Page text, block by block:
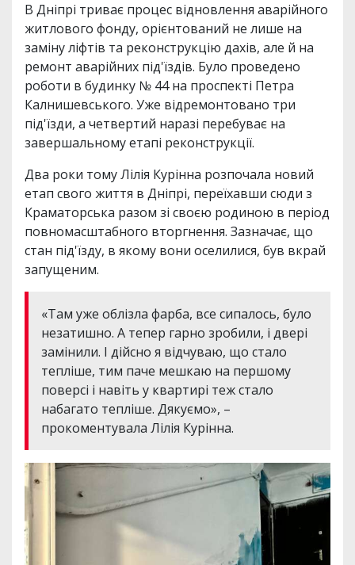
В Дніпрі триває процес відновлення аварійного
житлового фонду, орієнтований не лише на
заміну ліфтів та реконструкцію дахів, але й на
ремонт аварійних під'їздів. Було проведено
роботи в будинку № 44 на проспекті Петра
Калнишевського. Уже відремонтовано три
під'їзди, а четвертий наразі перебуває на
завершальному етапі реконструкції.
Два роки тому Лілія Курінна розпочала новий
етап свого життя в Дніпрі, переїхавши сюди з
Краматорська разом зі своєю родиною в період
повномасштабного вторгнення. Зазначає, що
стан під'їзду, в якому вони оселилися, був вкрай
запущеним.
«Там уже облізла фарба, все сипалось, було
незатишно. А тепер гарно зробили, і двері
замінили. І дійсно я відчуваю, що стало
тепліше, тим паче мешкаю на першому
поверсі і навіть у квартирі теж стало
набагато тепліше. Дякуємо», –
прокоментувала Лілія Курінна.